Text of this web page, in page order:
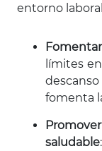
entorno
límites
fomenta
saludable